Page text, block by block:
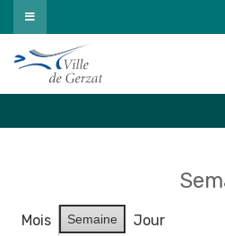
Passer
au
contenu
Mois Semaine
Jour